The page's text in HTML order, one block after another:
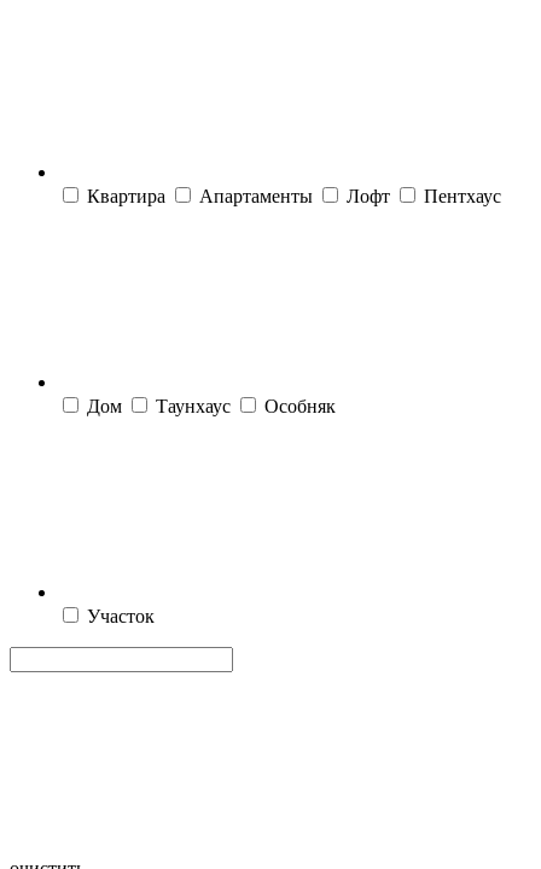
Квартира Апартаменты Лофт Пентхаус
Дом Таунхаус Особняк
Участок